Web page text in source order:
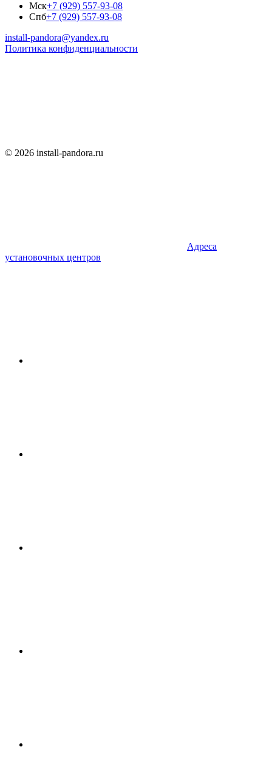
Мск+7 (929) 557-93-08
Спб+7 (929) 557-93-08
install-pandora@yandex.ru
Политика конфиденциальности
© 2026 install-pandora.ru
Адреса
установочных центров